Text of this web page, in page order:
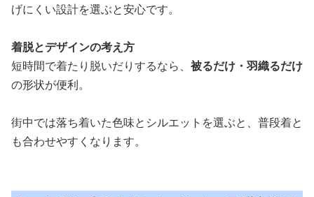
げにくい設計を選ぶと安心です。
着脱とデザインの考え方
短時間で着たり脱いだりするなら、 被るだけ・羽織るだけ
の形状が便利。
街中では落ち着いた色味とシルエットを選ぶと、普段着と
も合わせやすくなります。